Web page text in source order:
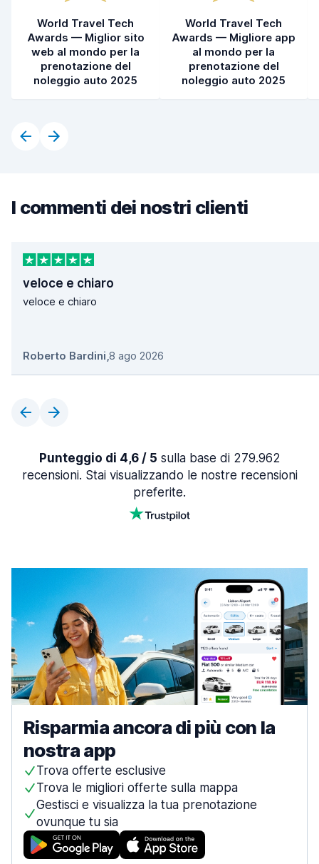
World Travel Tech
Awards — Miglior sito
web al mondo per la
prenotazione del
noleggio auto 2025
World Travel Tech
Awards — Migliore app
al mondo per la
prenotazione del
noleggio auto 2025
I commenti dei nostri clienti
veloce e chiaro
veloce e chiaro
Roberto Bardini,8 ago 2026
Punteggio di 4,6 / 5 sulla base di 279.962
recensioni. Stai visualizzando le nostre recensioni
preferite.
Risparmia ancora di più con la
nostra app
Trova offerte esclusive
Trova le migliori offerte sulla mappa
Gestisci e visualizza la tua prenotazione
ovunque tu sia